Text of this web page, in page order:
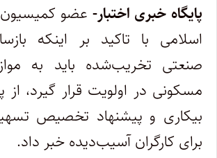
پایگاه خبری اختبار- عضو
اسلامی با تاکید بر اینکه
صنعتی تخریب‌شده باید به
مسکونی در اولویت قرار گیرد،
بیکاری و پیشنهاد تخصیص
برای کارگران آسیب‌دیده خبر داد.